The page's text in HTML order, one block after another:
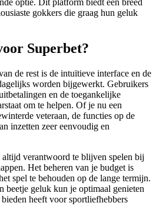
gokkers die graag hun geluk
Superbet?
de rest is de intuïtieve interface en de
worden bijgewerkt. Gebruikers
en de toegankelijke
om te helpen. Of je nu een
veteraan, de functies op de
inzetten zeer eenvoudig en
verantwoord te blijven spelen bij
Het beheren van je budget is
spel te behouden op de lange termijn.
beetje geluk kun je optimaal genieten
heeft voor sportliefhebbers